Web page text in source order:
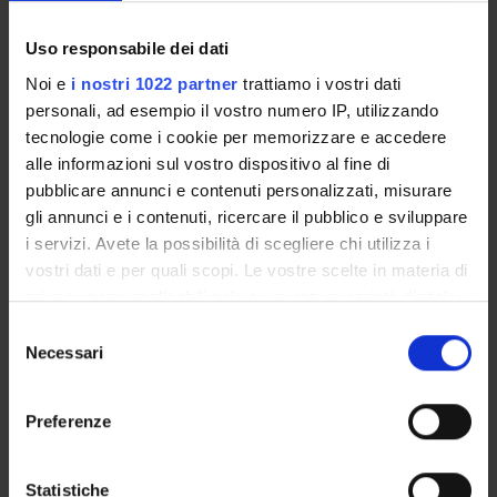
Uso responsabile dei dati
Noi e i nostri 1022 partner trattiamo i vostri dati
personali, ad esempio il vostro numero IP, utilizzando
tecnologie come i cookie per memorizzare e accedere
alle informazioni sul vostro dispositivo al fine di
pubblicare annunci e contenuti personalizzati, misurare
gli annunci e i contenuti, ricercare il pubblico e sviluppare
i servizi. Avete la possibilità di scegliere chi utilizza i
vostri dati e per quali scopi. Le vostre scelte in materia di
privacy sono applicabili solo su questa proprietà digitale
modificare o revocare il proprio consenso in qualsiasi
momento dalla Dichiarazione sui cookie o facendo clic
raccogliere informazioni sulla tua posizione
delNecessari
Preferenze
Statistiche
Biochemistry & Molecular Biology (DM) (DM)
Proteomica strutturale, funzionale e di espressione
Biochemistry & Molecular Biology (DNBM) (DNBM)
Biochimica e Biologia Molecolare
Biochemistry & Molecular Biology (DNBM) (DNBM)
Proteomica strutturale, funzionale e di espressione
Biochemistry & Molecular Biology (DSVR) (DSVR)
Biochimica e Biologia Molecolare
SEZIONI